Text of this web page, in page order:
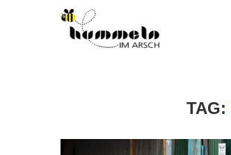
TAG: